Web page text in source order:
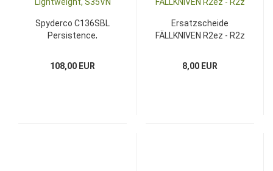
Spyderco C136SBL
Persistence,
108,00 EUR
Ersatzscheide
FÄLLKNIVEN R2ez - R2z
8,00 EUR